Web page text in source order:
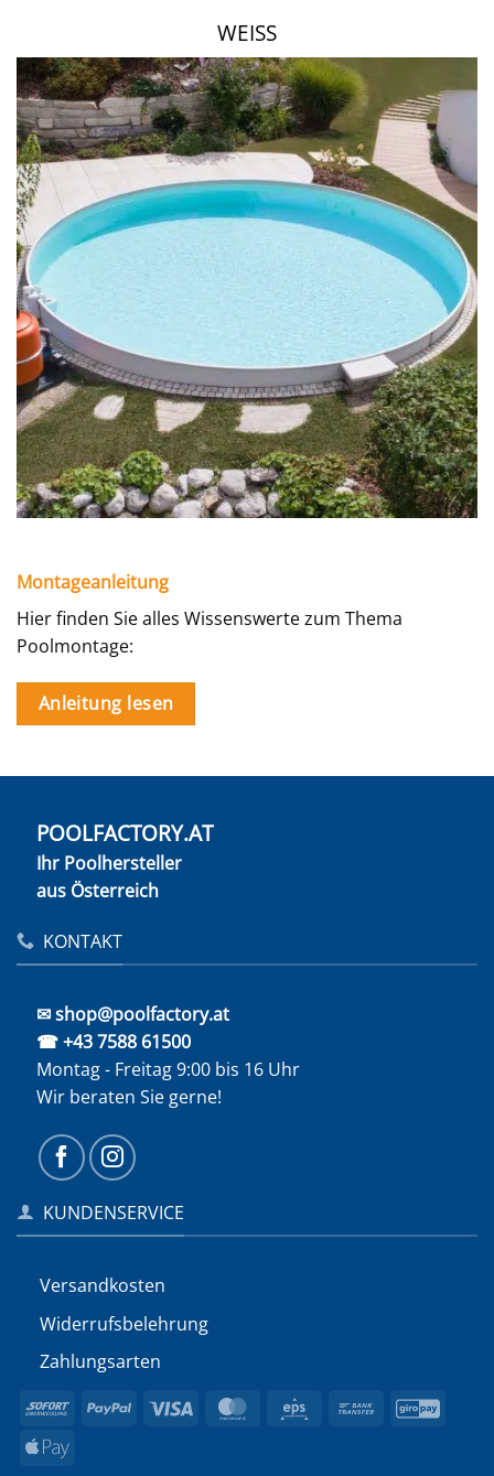
WEISS
Montageanleitung
Hier finden Sie alles Wissenswerte zum Thema
Poolmontage:
Anleitung lesen
POOLFACTORY.AT
Ihr Poolhersteller
aus Österreich
KONTAKT
✉ shop@poolfactory.at
☎ +43 7588 61500
Montag - Freitag 9:00 bis 16 Uhr
Wir beraten Sie gerne!
KUNDENSERVICE
Versandkosten
Widerrufs­belehrung
Zahlungsarten
Sofort PayPal Visa MasterCard
Eps
Bank
Apple